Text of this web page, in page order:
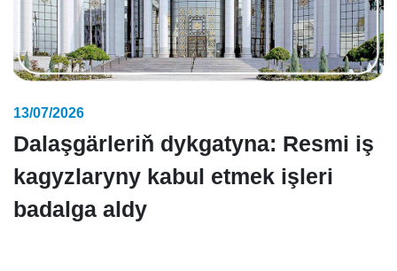
13/07/2026
Dalaşgärleriň dykgatyna: Resmi iş
kagyzlaryny kabul etmek işleri
badalga aldy